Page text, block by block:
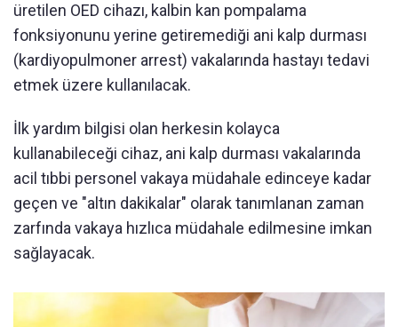
üretilen OED cihazı, kalbin kan pompalama
fonksiyonunu yerine getiremediği ani kalp durması
(kardiyopulmoner arrest) vakalarında hastayı tedavi
etmek üzere kullanılacak.
İlk yardım bilgisi olan herkesin kolayca
kullanabileceği cihaz, ani kalp durması vakalarında
acil tıbbi personel vakaya müdahale edinceye kadar
geçen ve "altın dakikalar" olarak tanımlanan zaman
zarfında vakaya hızlıca müdahale edilmesine imkan
sağlayacak.